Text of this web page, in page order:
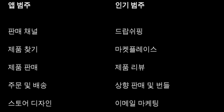
앱 범주
판매 채널
제품 찾기
제품 판매
주문 및 배송
스토어 디자인
인기 범주
드랍쉬핑
마켓플레이스
제품 리뷰
상향 판매 및 번들
이메일 마케팅